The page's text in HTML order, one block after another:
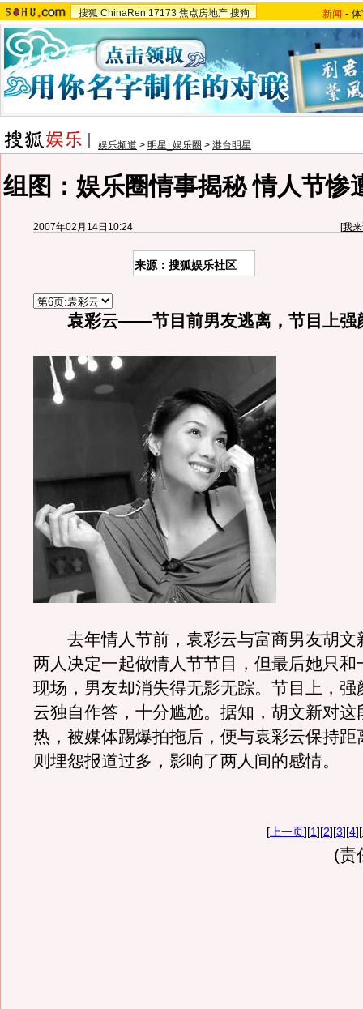
搜狐 ChinaRen 17173 焦点房地产 搜狗 新闻 -
娱乐频道 > 明星_娱乐圈 > 港台明星
组图：娱乐圈情事揭秘 情人节惨
2007年02月14日10:24 [我
来源：搜狐娱乐社区
袁彩云——节目前男友逃离，节目上强
去年情人节前，袁彩云与富商男友胡文
两人决定一起做情人节节目，但最后她只和
现场，男友却消失得无影无踪。节目上，强
云独自作答，十分尴尬。据知，胡文新对这
热，被媒体踢爆拍拖后，便与袁彩云保持距
则埋怨报道过多，影响了两人间的感情。
[ 上一页][1][2][3][4][
(责